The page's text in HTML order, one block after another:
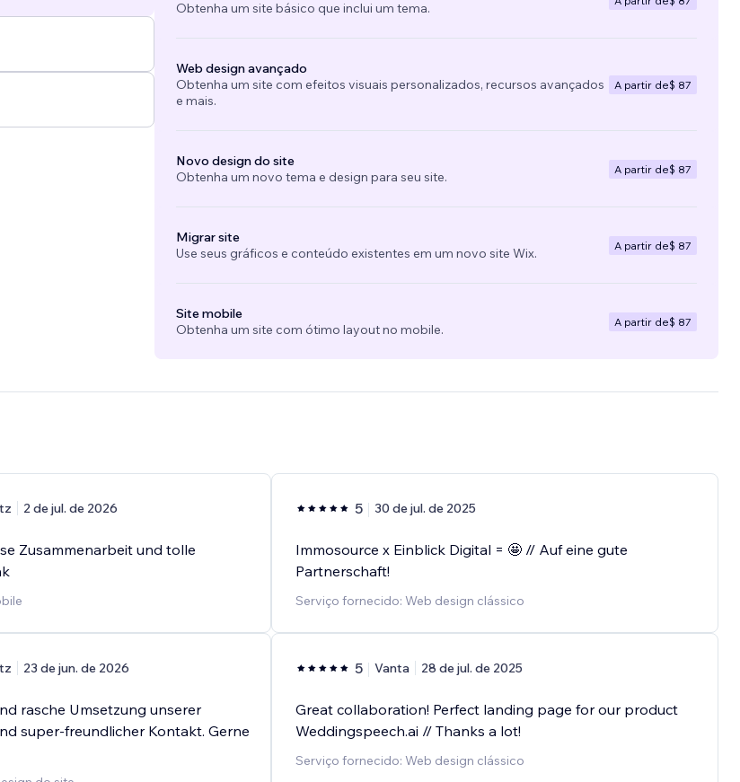
Obtenha um site básico que inclui um tema.
Web design avançado
Obtenha um site com efeitos visuais personalizados, recursos avançados
e mais.
A partir de$ 87
Novo design do site
Obtenha um novo tema e design para seu site.
A partir de$ 87
Migrar site
Use seus gráficos e conteúdo existentes em um novo site Wix.
A partir de$ 87
Site mobile
Obtenha um site com ótimo layout no mobile.
A partir de$ 87
2 de jul. de 2026
Zusammenarbeit und tolle
23 de jun. de 2026
rasche Umsetzung unserer
super-freundlicher Kontakt. Gerne
5 30 de jul. de 2025
Immosource x Einblick Digital = 🤩 // Auf eine gute
Partnerschaft!
Serviço fornecido: Web design clássico
5 Vanta 28 de jul. de 2025
Great collaboration! Perfect landing page for our product
Weddingspeech.ai // Thanks a lot!
Serviço fornecido: Web design clássico